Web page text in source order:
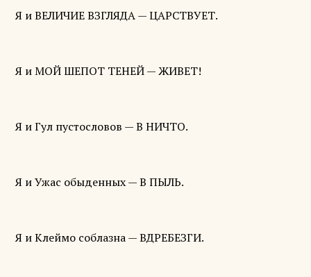
Я и ВЕЛИЧИЕ ВЗГЛЯДА — ЦАРСТВУЕТ.
Я и МОЙ ШЕПОТ ТЕНЕЙ — ЖИВЕТ!
Я и Гул пустословов — В НИЧТО.
Я и Ужас обыденных — В ПЫЛЬ.
Я и Клеймо соблазна — ВДРЕБЕЗГИ.